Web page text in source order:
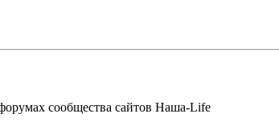
сообщества сайтов Наша-Life